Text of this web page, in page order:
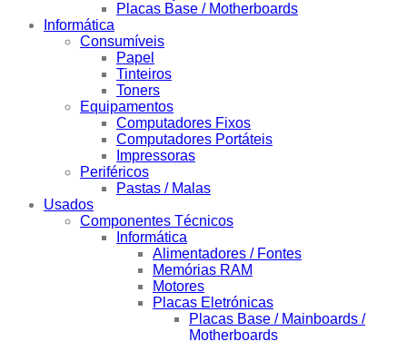
Placas Base / Motherboards
Informática
Consumíveis
Papel
Tinteiros
Toners
Equipamentos
Computadores Fixos
Computadores Portáteis
Impressoras
Periféricos
Pastas / Malas
Usados
Componentes Técnicos
Informática
Alimentadores / Fontes
Memórias RAM
Motores
Placas Eletrónicas
Placas Base / Mainboards /
Motherboards